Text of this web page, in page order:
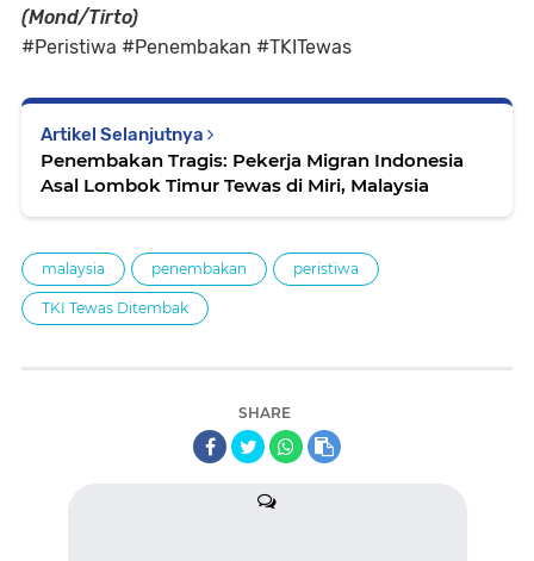
(Mond/Tirto)
#Peristiwa #Penembakan #TKITewas
Artikel Selanjutnya
Penembakan Tragis: Pekerja Migran Indonesia
Asal Lombok Timur Tewas di Miri, Malaysia
malaysia penembakan peristiwa
TKI Tewas Ditembak
SHARE